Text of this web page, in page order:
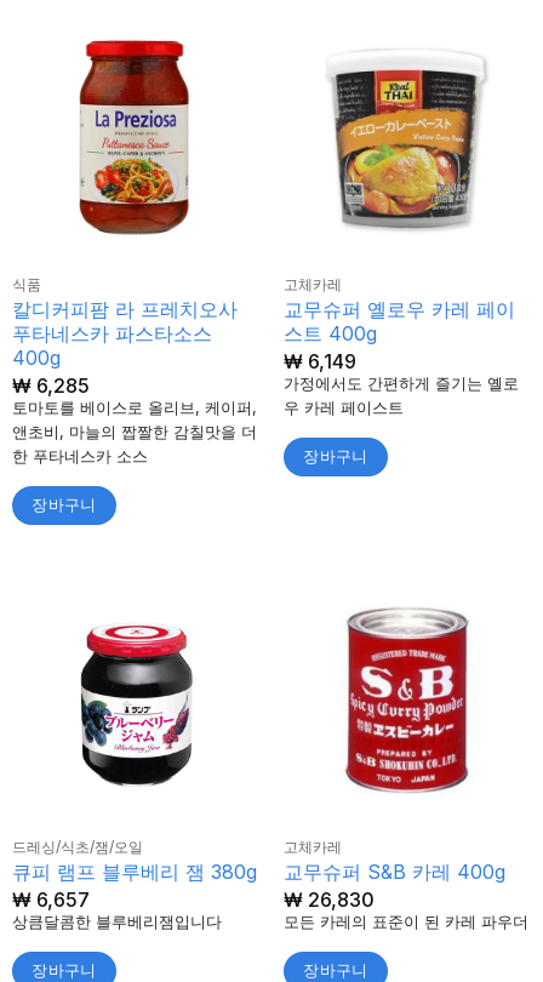
식품
칼디커피팜 라 프레치오사
푸타네스카 파스타소스
400g
₩6,285
토마토를 베이스로 올리브, 케이퍼,
앤초비, 마늘의 짭짤한 감칠맛을 더
한 푸타네스카 소스
장바구니
고체카레
교무슈퍼 옐로우 카레 페이
스트 400g
₩6,149
가정에서도 간편하게 즐기는 옐로
우 카레 페이스트
장바구니
드레싱/식초/잼/오일
큐피 램프 블루베리 잼 380g
₩6,657
상큼달콤한 블루베리잼입니다
장바구니
고체카레
교무슈퍼 S&B 카레 400g
₩26,830
모든 카레의 표준이 된 카레 파우더
장바구니